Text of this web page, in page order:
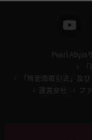
Pearl Abyss
「特定商取引法」及
運営会社
フ